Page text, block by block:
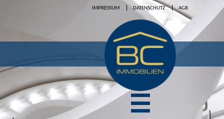
IMPRESSUM DATENSCHUTZ AGB
☰